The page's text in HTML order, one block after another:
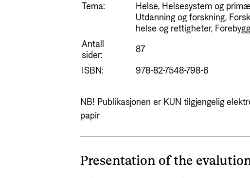
Tema:
Helse, Helsesystem og
Utdanning og forskning,
helse og rettigheter,
Antall
sider:
87
ISBN:
978-82-7548-798-6
NB! Publikasjonen er KUN tilgjengelig
papir
Presentation of the